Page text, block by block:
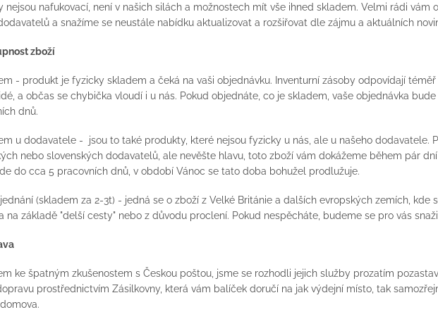
nejsou nafukovací, není v našich silách a možnostech mít vše ihned skladem. Velmi rádi vám
a snažíme se neustále nabídku aktualizovat a rozšiřovat dle zájmu a aktuálních
zboží
- produkt je fyzicky skladem a čeká na vaši objednávku. Inventurní zásoby odpovídají téměř
a občas se chybička vloudí i u nás. Pokud objednáte, co je skladem, vaše objednávka
dnů.
u dodavatele - jsou to také produkty, které nejsou fyzicky u nás, ale u našeho dodavatele.
nebo slovenských dodavatelů, ale nevěšte hlavu, toto zboží vám dokážeme během pár
do cca 5 pracovních dnů, v období Vánoc se tato doba bohužel prodlužuje.
(skladem za 2-3t) - jedná se o zboží z Velké Británie a dalších evropských zemích, kde
na základě "delší cesty" nebo z důvodu proclení. Pokud nespěcháte, budeme se pro vás
ke špatným zkušenostem s Českou poštou, jsme se rozhodli jejich služby prozatím
prostřednictvím Zásilkovny, která vám balíček doručí na jak výdejní místo, tak